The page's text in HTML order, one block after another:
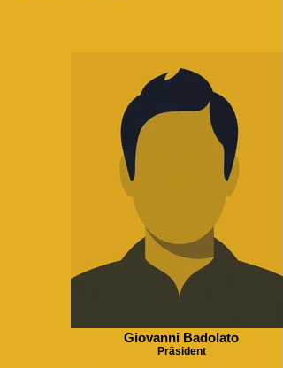
Giovanni Badolato
Präsident